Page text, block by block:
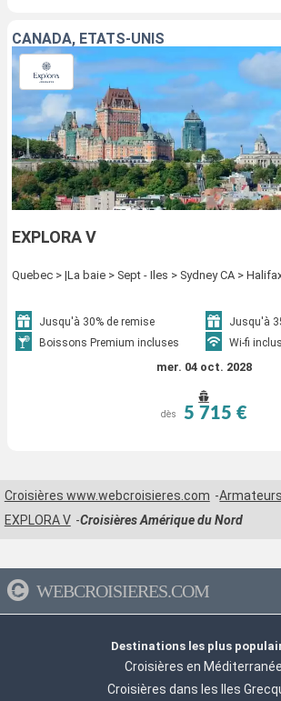
CANADA, ÉTATS-UNIS
EXPLORA V
Quebec > |La baie > Sept - Iles > Sydney CA >
Jusqu'à 30% de remise
Jusqu'à
Boissons Premium incluses
Wi-fi inclus
mer. 04 oct. 2028
dès 5 715 €
Croisières www.webcroisieres.com Armateurs
EXPLORA V
Croisières Amérique du Nord
WEBCROISIERES.COM
Destinations les plus
Croisières en Méditerranée
Croisières dans les Iles